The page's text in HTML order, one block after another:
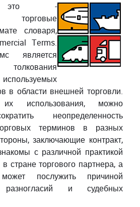
это -
торговые
словаря,
Terms.
является
в области внешней торговли.
использования, можно
неопределенность
терминов в разных
заключающие контракт,
с различной практикой
стране торгового партнера, а
послужить причиной
разногласий и судебных